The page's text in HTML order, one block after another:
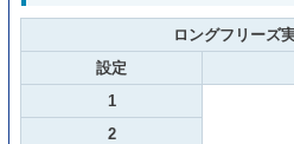
ロングフリーズ
設定
1
2